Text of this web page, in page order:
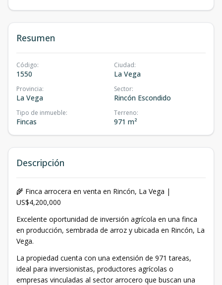
Resumen
Código:
1550
Ciudad:
La Vega
Provincia:
La Vega
Sector:
Rincón Escondido
Tipo de inmueble:
Fincas
Terreno:
971 m²
Descripción
🌾 Finca arrocera en venta en Rincón, La Vega |
US$4,200,000
Excelente oportunidad de inversión agrícola en una finca
en producción, sembrada de arroz y ubicada en Rincón, La
Vega.
La propiedad cuenta con una extensión de 971 tareas,
ideal para inversionistas, productores agrícolas o
empresas vinculadas al sector arrocero que buscan una